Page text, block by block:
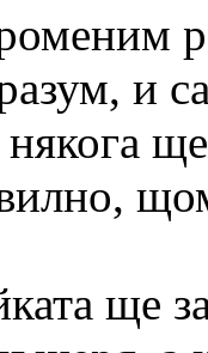
и
ще